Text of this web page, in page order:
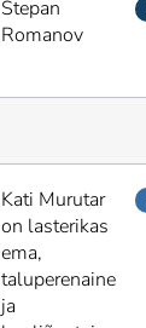
Stepan
Romanov
Kati Murutar
on lasterikas
ema,
taluperenaine
ja